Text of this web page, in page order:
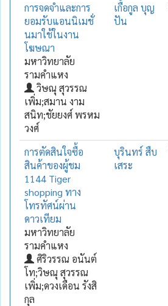
การจดจำและการ
ยอมรับแอนนิเมชั่
นมาใช้ในงาน
โฆษณา
มหาวิทยาลัย
รามคำแหง
วิษณุ สุวรรณ
เพิ่ม;สมาน งาม
สนิท;ชัยยงศ์ พรหม
วงศ์
เกื้อกูล บุญ
ปัน
การตัดสินใจซื้อ
สินค้าของผู้ชม
1144 Tiger
shopping ทาง
โทรทัศน์ผ่าน
ดาวเทียม
มหาวิทยาลัย
รามคำแหง
ศิริวรรณ อนันต์
โท;วิษณุ สุวรรณ
เพิ่ม;ดวงเดือน รังสิ
กุล
บุรินทร์ สืบ
เสระ